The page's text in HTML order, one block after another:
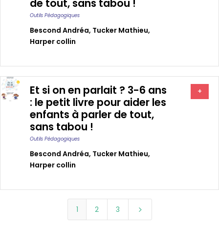
de tout, sans tabou !
Outils Pédagogiques
Bescond Andréa, Tucker Mathieu,
Harper collin
Et si on en parlait ? 3-6 ans
: le petit livre pour aider les
enfants à parler de tout,
sans tabou !
Outils Pédagogiques
Bescond Andréa, Tucker Mathieu,
Harper collin
+
1 2 3 5